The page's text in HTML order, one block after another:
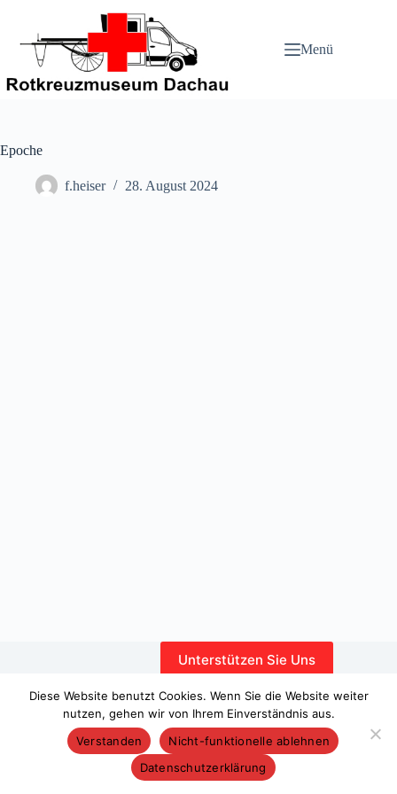
springen
Menü
Epoche
f.heiser 28. August 2024
Unterstützen Sie Uns
Copyright © 2026 – WordPress-Theme von
Diese Website benutzt Cookies. Wenn Sie die Website weiter
nutzen, gehen wir von Ihrem Einverständnis aus.
Verstanden
Nicht-funktionelle ablehnen
Datenschutzerklärung